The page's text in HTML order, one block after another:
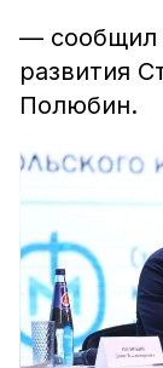
— сообщил
развития
Полюбин.